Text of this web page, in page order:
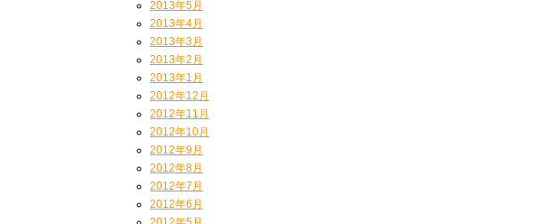
2013年5月
2013年4月
2013年3月
2013年2月
2013年1月
2012年12月
2012年11月
2012年10月
2012年9月
2012年8月
2012年7月
2012年6月